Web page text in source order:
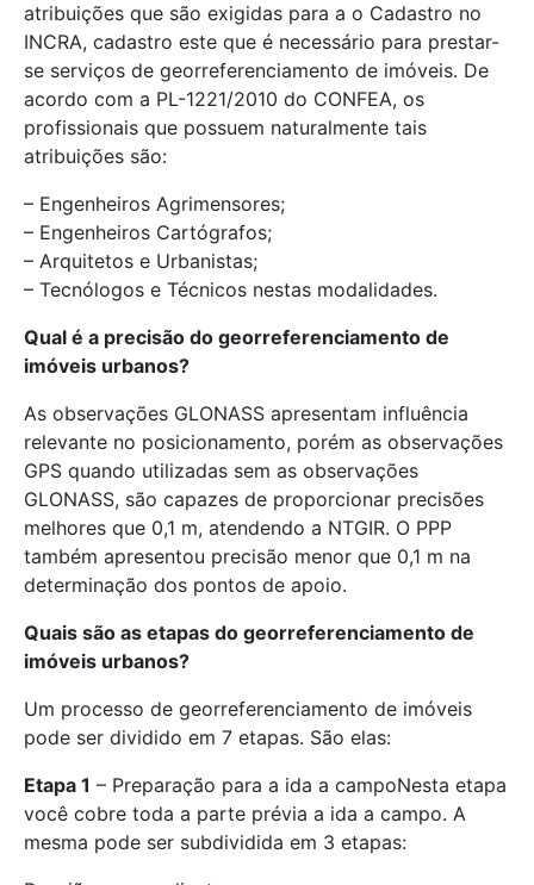
atribuições que são exigidas para a o Cadastro no
INCRA, cadastro este que é necessário para prestar-
se serviços de georreferenciamento de imóveis. De
acordo com a PL-1221/2010 do CONFEA, os
profissionais que possuem naturalmente tais
atribuições são:
– Engenheiros Agrimensores;
– Engenheiros Cartógrafos;
– Arquitetos e Urbanistas;
– Tecnólogos e Técnicos nestas modalidades.
Qual é a precisão do georreferenciamento de
imóveis urbanos?
As observações GLONASS apresentam influência
relevante no posicionamento, porém as observações
GPS quando utilizadas sem as observações
GLONASS, são capazes de proporcionar precisões
melhores que 0,1 m, atendendo a NTGIR. O PPP
também apresentou precisão menor que 0,1 m na
determinação dos pontos de apoio.
Quais são as etapas do georreferenciamento de
imóveis urbanos?
Um processo de georreferenciamento de imóveis
pode ser dividido em 7 etapas. São elas:
Etapa 1 – Preparação para a ida a campoNesta etapa
você cobre toda a parte prévia a ida a campo. A
mesma pode ser subdividida em 3 etapas: